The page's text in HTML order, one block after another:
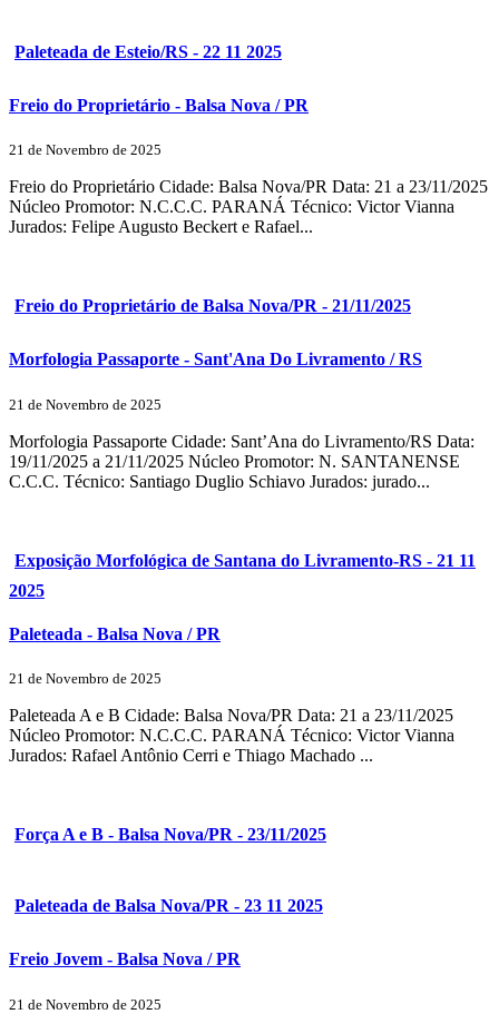
Paleteada de Esteio/RS - 22 11 2025
Freio do Proprietário - Balsa Nova / PR
21 de Novembro de 2025
Freio do Proprietário Cidade: Balsa Nova/PR Data: 21 a 23/11/2025
Núcleo Promotor: N.C.C.C. PARANÁ Técnico: Victor Vianna
Jurados: Felipe Augusto Beckert e Rafael...
Freio do Proprietário de Balsa Nova/PR - 21/11/2025
Morfologia Passaporte - Sant'Ana Do Livramento / RS
21 de Novembro de 2025
Morfologia Passaporte Cidade: Sant’Ana do Livramento/RS Data:
19/11/2025 a 21/11/2025 Núcleo Promotor: N. SANTANENSE
C.C.C. Técnico: Santiago Duglio Schiavo Jurados: jurado...
Exposição Morfológica de Santana do Livramento-RS - 21 11
2025
Paleteada - Balsa Nova / PR
21 de Novembro de 2025
Paleteada A e B Cidade: Balsa Nova/PR Data: 21 a 23/11/2025
Núcleo Promotor: N.C.C.C. PARANÁ Técnico: Victor Vianna
Jurados: Rafael Antônio Cerri e Thiago Machado ...
Força A e B - Balsa Nova/PR - 23/11/2025
Paleteada de Balsa Nova/PR - 23 11 2025
Freio Jovem - Balsa Nova / PR
21 de Novembro de 2025